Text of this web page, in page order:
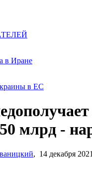
в Иране
в ЕС
млрд -
, 14 декабря